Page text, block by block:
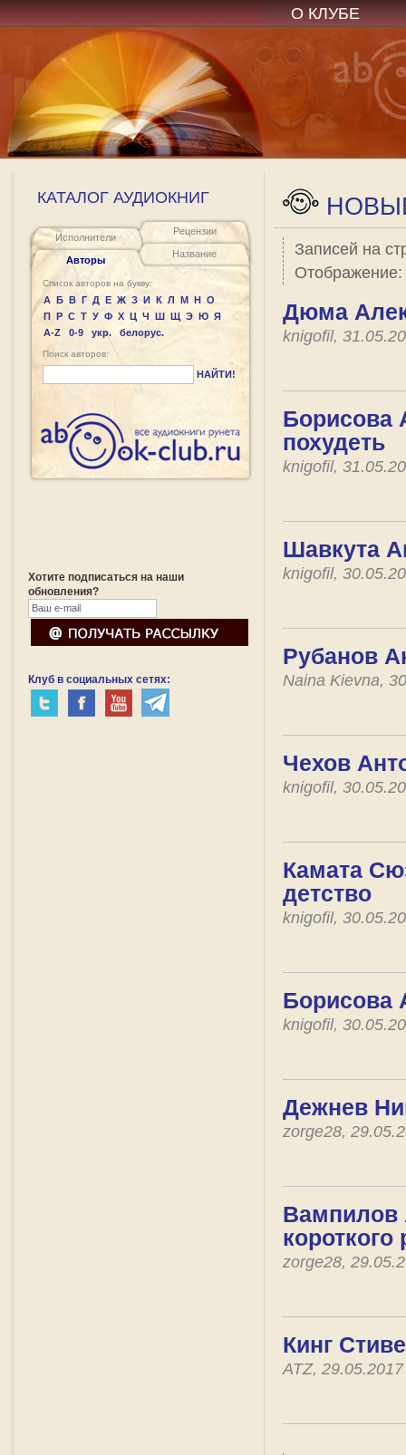
О КЛУБЕ
КАТАЛОГ АУДИОКНИГ
Исполнители
Авторы
Рецензии
Название
Список авторов на букву:
А Б В Г Д Е Ж З И К Л М Н О
П Р С Т У Ф Х Ц Ч Ш Щ Э Ю Я
A-Z
0-9 укр. белорус.
Поиск авторов:
НАЙТИ!
Хотите подписаться на наши
обновления?
Клуб в социальных сетях:
Записей на
Отображение:
Дюма
knigofil,
Борисова
похудеть
knigofil,
Шавкута
knigofil,
Рубанов
Naina Kievna,
Чехов
knigofil,
Камата
детство
knigofil,
Борисова
knigofil,
Дежнев
zorge28,
Вампилов
короткого
zorge28,
Кинг
ATZ,